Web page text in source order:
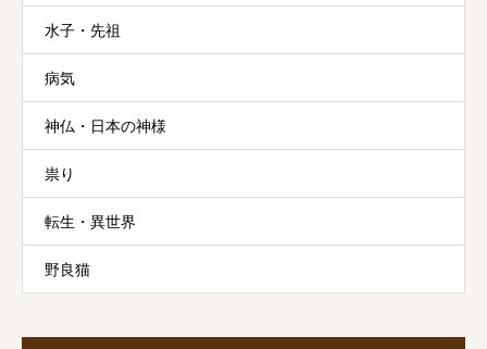
水子・先祖
病気
神仏・日本の神様
祟り
転生・異世界
野良猫